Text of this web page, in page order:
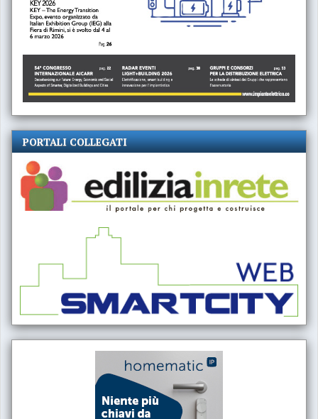
PORTALI COLLEGATI